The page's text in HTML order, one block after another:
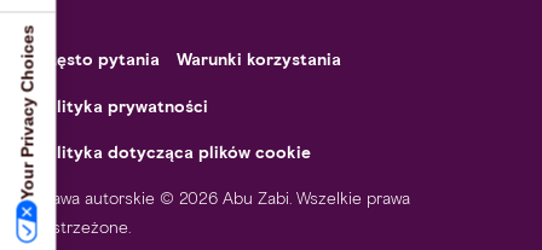
Często pytania Warunki korzystania
Polityka prywatności
Polityka dotycząca plików cookie
Prawa autorskie © 2026 Abu Zabi. Wszelkie prawa
zastrzeżone.
Your Privacy Choices